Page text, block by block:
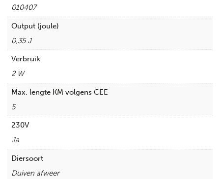
010407
Output (joule)
0,35 J
Verbruik
2 W
Max. lengte KM volgens CEE
5
230V
Ja
Diersoort
Duiven afweer